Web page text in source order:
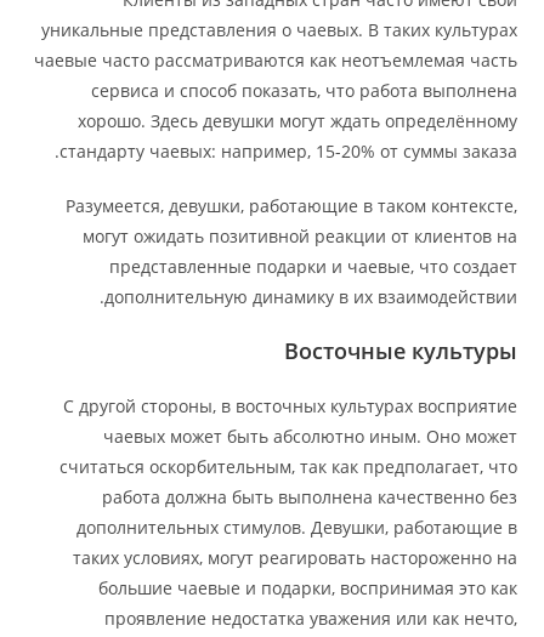
уникальные представления о чаевых. В таких культурах
чаевые часто рассматриваются как неотъемлемая часть
сервиса и способ показать, что работа выполнена
хорошо. Здесь девушки могут ждать определённому
стандарту чаевых: например, 15-20% от суммы заказа.
Разумеется, девушки, работающие в таком контексте,
могут ожидать позитивной реакции от клиентов на
представленные подарки и чаевые, что создает
дополнительную динамику в их взаимодействии.
Восточные культуры
С другой стороны, в восточных культурах восприятие
чаевых может быть абсолютно иным. Оно может
считаться оскорбительным, так как предполагает, что
работа должна быть выполнена качественно без
дополнительных стимулов. Девушки, работающие в
таких условиях, могут реагировать настороженно на
большие чаевые и подарки, воспринимая это как
проявление недостатка уважения или как нечто,